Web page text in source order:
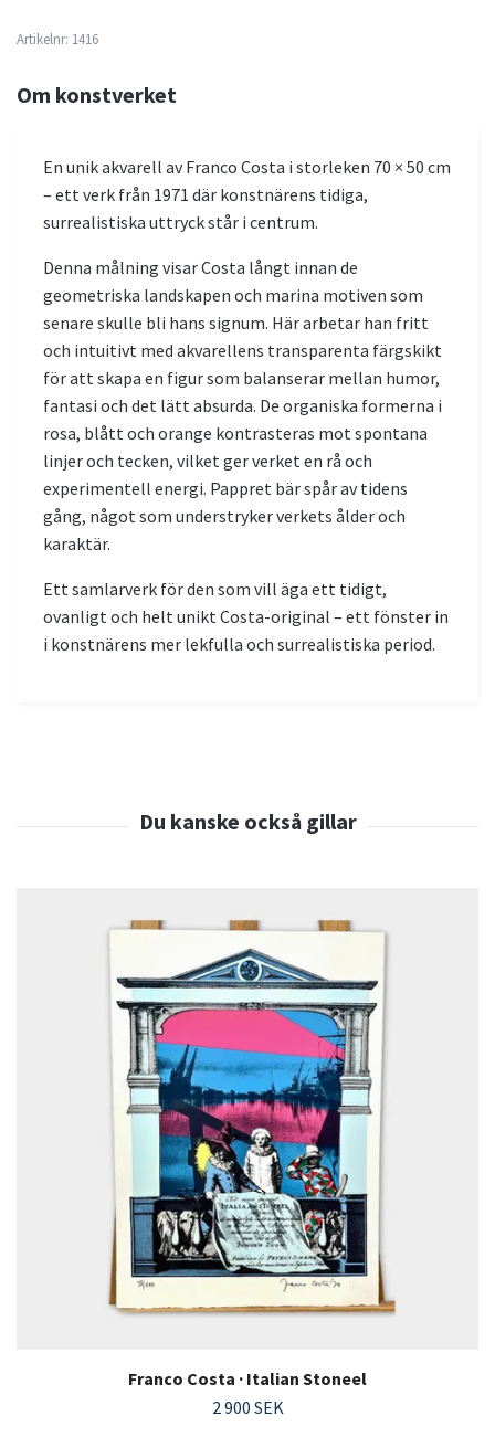
Artikelnr: 1416
Om konstverket
En unik akvarell av Franco Costa i storleken 70 × 50 cm
– ett verk från 1971 där konstnärens tidiga,
surrealistiska uttryck står i centrum.
Denna målning visar Costa långt innan de
geometriska landskapen och marina motiven som
senare skulle bli hans signum. Här arbetar han fritt
och intuitivt med akvarellens transparenta färgskikt
för att skapa en figur som balanserar mellan humor,
fantasi och det lätt absurda. De organiska formerna i
rosa, blått och orange kontrasteras mot spontana
linjer och tecken, vilket ger verket en rå och
experimentell energi. Pappret bär spår av tidens
gång, något som understryker verkets ålder och
karaktär.
Ett samlarverk för den som vill äga ett tidigt,
ovanligt och helt unikt Costa-original – ett fönster in
i konstnärens mer lekfulla och surrealistiska period.
Franco Costa · Italian Stoneel
2 900 SEK